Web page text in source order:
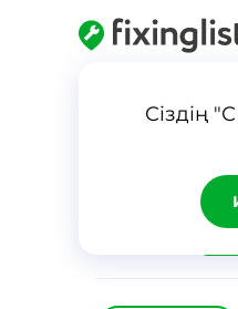
Сіздің
Негізгі парақша